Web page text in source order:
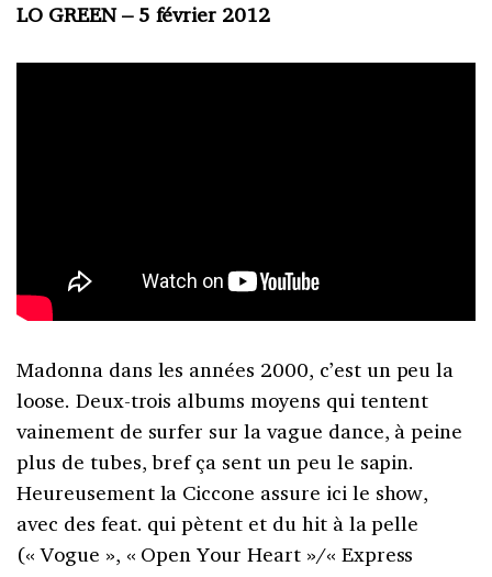
LO GREEN – 5 février 2012
Madonna dans les années 2000, c’est un peu la
loose. Deux-trois albums moyens qui tentent
vainement de surfer sur la vague dance, à peine
plus de tubes, bref ça sent un peu le sapin.
Heureusement la Ciccone assure ici le show,
avec des feat. qui pètent et du hit à la pelle
(« Vogue », « Open Your Heart »/« Express